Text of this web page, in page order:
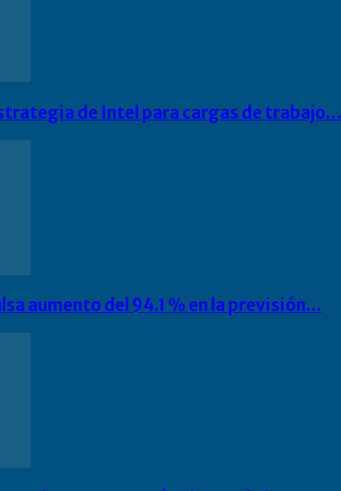
de Intel para cargas de trabajo…
aumento del 94.1 % en la previsión…